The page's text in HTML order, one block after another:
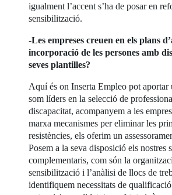
igualment l’accent s’ha de posar en
sensibilització.
-Les empreses creuen en els plans
incorporació de les persones amb
seves plantilles?
Aquí és on Inserta Empleo pot aportar
som líders en la selecció de
discapacitat, acompanyem a les
marxa mecanismes per eliminar les
resistències, els oferim un
Posem a la seva disposició els nostres
complementaris, com són la
sensibilització i l’anàlisi de llocs de
identifiquem necessitats de